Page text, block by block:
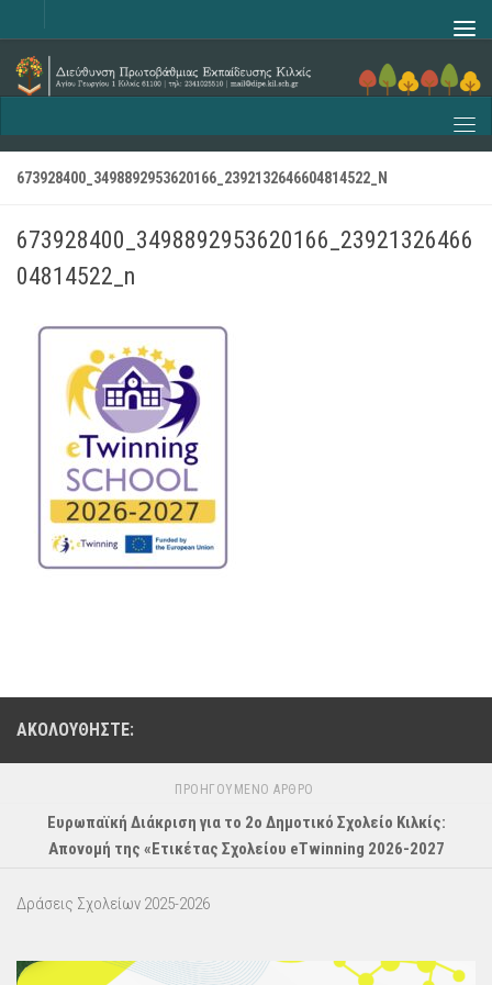
673928400_3498892953620166_2392132646604814522_N
673928400_3498892953620166_23921326466
04814522_n
ΑΚΟΛΟΥΘΉΣΤΕ:
ΠΡΟΗΓΟΎΜΕΝΟ ΆΡΘΡΟ
Ευρωπαϊκή Διάκριση για το 2ο Δημοτικό Σχολείο Κιλκίς:
Απονομή της «Ετικέτας Σχολείου eTwinning 2026-2027
Δράσεις Σχολείων 2025-2026